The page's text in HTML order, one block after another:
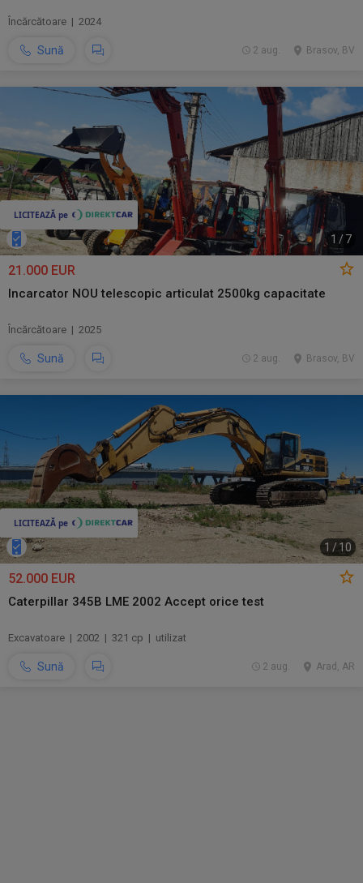
Încărcătoare | 2024
Sună Brasov, BV
2 aug.
1 / 7
21.000 EUR
Incarcator NOU telescopic articulat 2500kg capacitate
Încărcătoare | 2025
Sună Brasov, BV
2 aug.
1 /10
52.000 EUR
Caterpillar 345B LME 2002 Accept orice test
Excavatoare | 2002 | 321 cp | utilizat
Sună Arad, AR
2 aug.